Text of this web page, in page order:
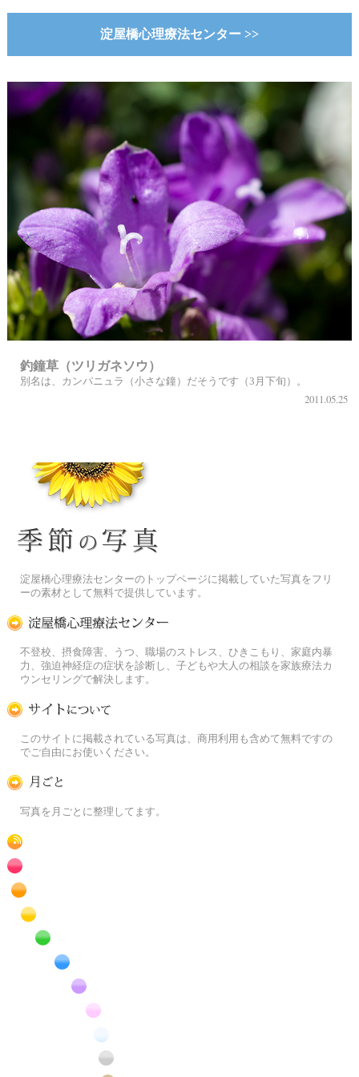
淀屋橋心理療法センター >>
釣鐘草（ツリガネソウ）
別名は、カンパニュラ（小さな鐘）だそうです（3月下旬）。
2011.05.25
淀屋橋心理療法センターのトップページに掲載していた写真をフリ
ーの素材として無料で提供しています。
不登校、摂食障害、うつ、職場のストレス、ひきこもり、家庭内暴
力、強迫神経症の症状を診断し、子どもや大人の相談を家族療法カ
ウンセリングで解決します。
このサイトに掲載されている写真は、商用利用も含めて無料ですの
でご自由にお使いください。
写真を月ごとに整理してます。
RSS
赤色の花のフリー写真素材
橙色の花のフリー写真素材
黄色の花のフリー写真素材
緑色の花のフリー写真素材
青色の花のフリー写真素材
紫色の花のフリー写真素材
白色の花のフリー写真素材
昆虫のフリー写真素材